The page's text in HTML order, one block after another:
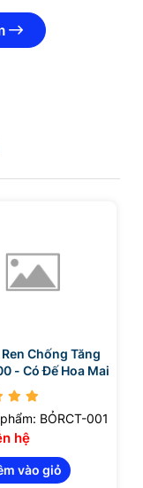
Chống Tăng
- Có Đế Hoa Mai
BỎRCT-001
hệ
vào giỏ